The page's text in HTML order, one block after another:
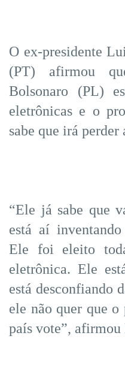
O ex-presidente
(PT) afirmou
Bolsonaro (PL)
eletrônicas e o
sabe que irá
“Ele já sabe que
está aí
Ele foi eleito
eletrônica. Ele
está desconfiando
ele não quer que o
país vote”,